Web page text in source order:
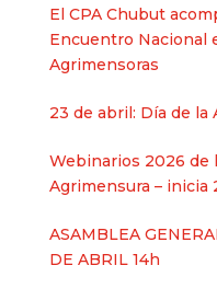
El CPA Chubut
Encuentro Nacional
Agrimensoras
23 de abril: Día de
Webinarios 2026 de
Agrimensura – inicia
ASAMBLEA
DE ABRIL 14h